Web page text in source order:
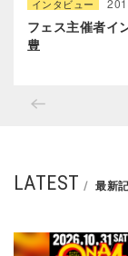
インタビュー
フェス主催者イ
豊
LATEST 最新